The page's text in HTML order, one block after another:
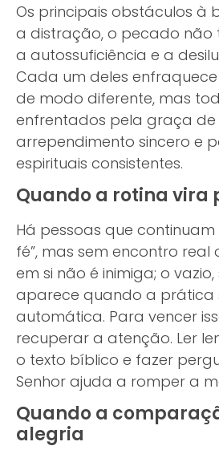
Os principais obstáculos à
a distração, o pecado não
a autossuficiência e a
Cada um deles
de modo diferente, mas
enfrentados pela graça de
arrependimento sincero e
espirituais consistentes.
Quando a rotina vira
Há pessoas que
fé”, mas sem encontro real
em si não é inimiga; o
aparece quando a prática
automática. Para vencer
recuperar a atenção. Ler
o texto bíblico e fazer
Senhor ajuda a romper a
Quando a
alegria